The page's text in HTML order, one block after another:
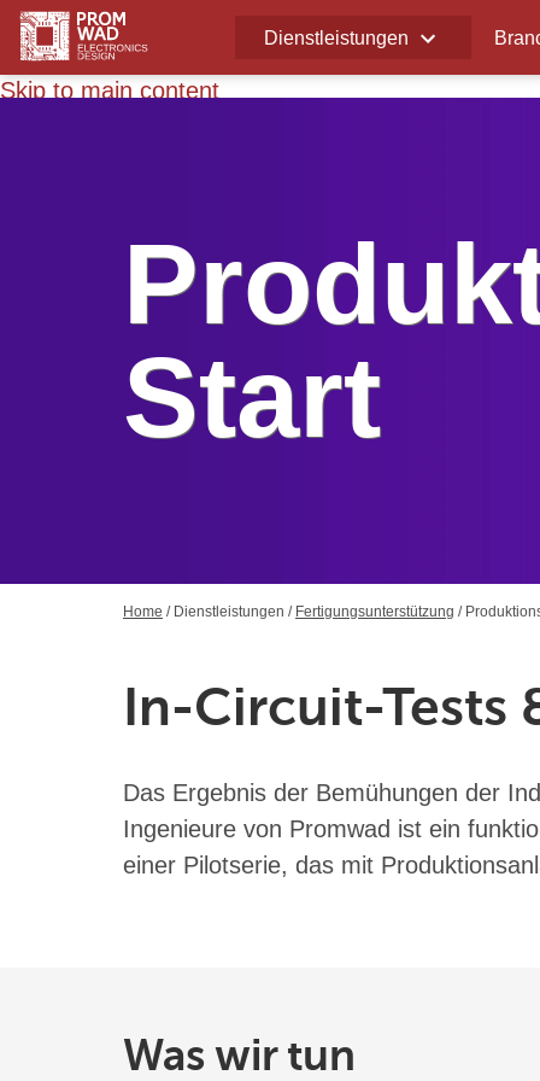
Skip to main content
Dienstleistungen
Start
Home / Dienstleistungen / Fertigungsunterstützung /
In-Circuit-Tests
Das Ergebnis der Bemühungen der
Ingenieure von Promwad ist ein
einer Pilotserie, das mit
Was wir tun